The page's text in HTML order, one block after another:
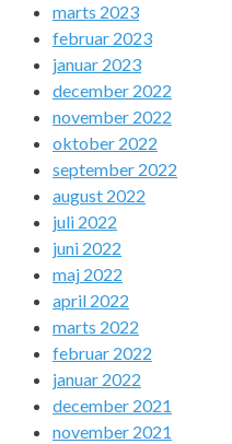
marts 2023
februar 2023
januar 2023
december 2022
november 2022
oktober 2022
september 2022
august 2022
juli 2022
juni 2022
maj 2022
april 2022
marts 2022
februar 2022
januar 2022
december 2021
november 2021